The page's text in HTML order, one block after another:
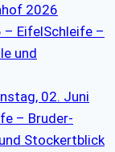
2026
– EifelSchleife –
und
02. Juni
– Bruder-
Stockertblick